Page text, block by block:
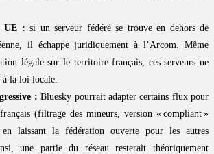
UE : si un serveur fédéré se trouve en dehors de
il échappe juridiquement à l’Arcom. Même
légale sur le territoire français, ces serveurs ne
à la loi locale.
: Bluesky pourrait adapter certains flux pour
(filtrage des mineurs, version « compliant »
laissant la fédération ouverte pour les autres
une partie du réseau resterait théoriquement